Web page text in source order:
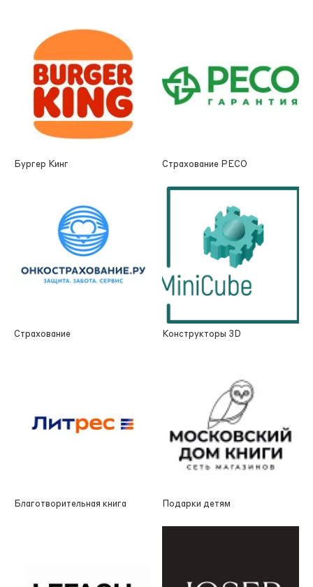
Бургер Кинг Страхование РЕСО
Страхование Конструкторы 3D
Благотворительная книга Подарки детям